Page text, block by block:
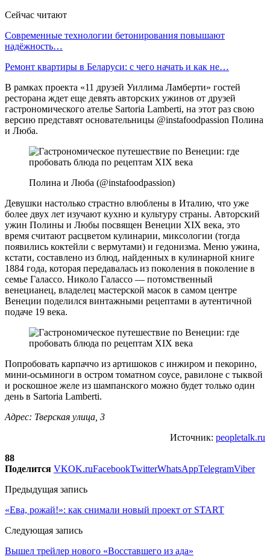
Сейчас читают
Современные технологии бетонирования повышают
надёжность…
Ремонт квартиры в Беларуси: с чего начать и как не…
В рамках проекта «11 друзей Уиллима Ламберти» гостей
ресторана ждет еще девять авторских ужинов от друзей
гастрономического ателье Sartoria Lamberti, на этот раз свою
версию представят основательницы @instafoodpassion Полина
и Люба.
Полина и Люба (@instafoodpassion)
Девушки настолько страстно влюблены в Италию, что уже
более двух лет изучают кухню и культуру страны. Авторский
ужин Полины и Любы посвящен Венеции XIX века, это
время считают расцветом кулинарии, миксологии (тогда
появились коктейли с вермутами) и гедонизма. Меню ужина,
кстати, составлено из блюд, найденных в кулинарной книге
1884 года, которая передавалась из поколения в поколение в
семье Галассо. Николо Галассо — потомственный
венецианец, владелец мастерской масок в самом центре
Венеции поделился винтажными рецептами в аутентичной
подаче 19 века.
Попробовать карпаччо из артишоков с инжиром и пекорино,
мини-осьминоги в остром томатном соусе, равилоне с тыквой
и роскошное желе из шампанского можно будет только один
день в Sartoria Lamberti.
Адрес: Тверская улица, 3
Источник: peopletalk.ru
88
Поделится VKOK.ruFacebookTwitterWhatsAppTelegramViber
Предыдущая запись
«Ева, рожай!»: как снимали новый проект от START
Следующая запись
Вышел трейлер нового «Восставшего из ада»